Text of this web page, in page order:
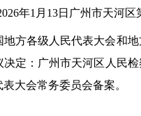
26年1 月 13日广州市天河区
地方各级人民代表大会和
决定 ： 广州市天河区人民
表大会常务委员会备案。